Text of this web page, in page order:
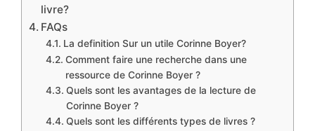
livre?
FAQs
La definition Sur un utile Corinne Boyer?
Comment faire une recherche dans une
ressource de Corinne Boyer ?
Quels sont les avantages de la lecture de
Corinne Boyer ?
Quels sont les différents types de livres ?